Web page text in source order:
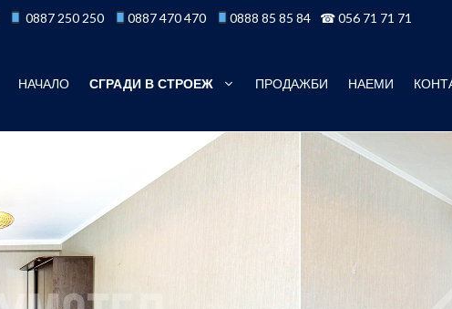
0887 250 250 0887 470 470 0888 85 85 84 ☎ 056 71 71 71
НАЧАЛО СГРАДИ В СТРОЕЖ ПРОДАЖБИ НАЕМИ